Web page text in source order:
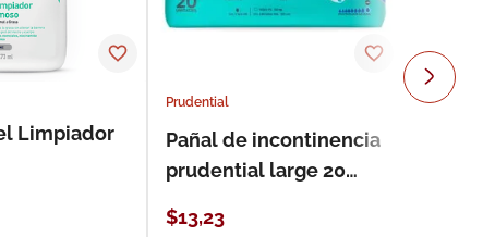
Limpiador
Prudential
Pañal de incontinencia
prudential large 20
$13,23